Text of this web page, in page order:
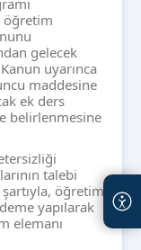
öğretim
gelecek
uyarınca
maddesine
ek ders
belirlenmesine
talebi
öğretim
yapılarak
elemanı